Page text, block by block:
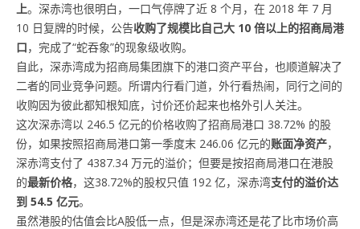
上。深赤湾也很明白，一口气停牌了近 8 个月，在 2018 年 7 月
10 日复牌的时候，公告收购了规模比自己大 10 倍以上的招商局港
口，完成了“蛇吞象”的现象级收购。
自此，深赤湾成为招商局集团旗下的港口资产平台，也顺道解决了
二者的同业竞争问题。所谓内行看门道，外行看热闹，同行之间的
收购因为彼此都知根知底，讨价还价起来也格外引人关注。
这次深赤湾以 246.5 亿元的价格收购了招商局港口 38.72% 的股
份，如果按照招商局港口第一季度末 246.06 亿元的账面净资产，
深赤湾支付了 4387.34 万元的溢价；但要是按招商局港口在港股
的最新价格，这38.72%的股权只值 192 亿，深赤湾支付的溢价达
到 54.5 亿元。
虽然港股的估值会比A股低一点，但是深赤湾还是花了比市场价高